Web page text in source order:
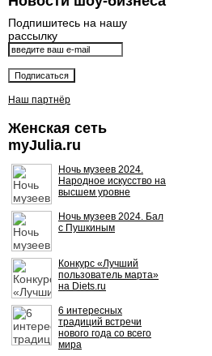
Подпишитесь на нашу
рассылку
Наш партнёр
Женская сеть
myJulia.ru
Ночь музеев 2024.
Народное искусство на
высшем уровне
Ночь музеев 2024. Бал
с Пушкиным
Конкурс «Лучший
пользователь марта»
на Diets.ru
6 интересных
традиций встречи
нового года со всего
мира